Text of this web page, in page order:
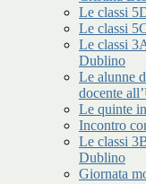
Le classi
Le classi
Le classi
Dublino
Le alunne
docente
Le quinte
Incontro
Le classi
Dublino
Giornata